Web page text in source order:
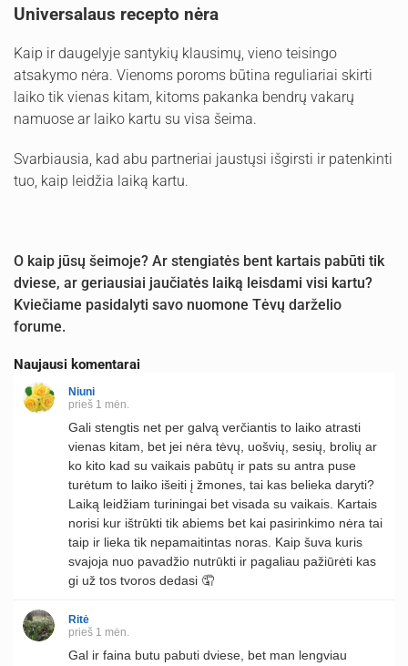
Universalaus recepto nėra
Kaip ir daugelyje santykių klausimų, vieno teisingo
atsakymo nėra. Vienoms poroms būtina reguliariai skirti
laiko tik vienas kitam, kitoms pakanka bendrų vakarų
namuose ar laiko kartu su visa šeima.
Svarbiausia, kad abu partneriai jaustųsi išgirsti ir patenkinti
tuo, kaip leidžia laiką kartu.
O kaip jūsų šeimoje? Ar stengiatės bent kartais pabūti tik
dviese, ar geriausiai jaučiatės laiką leisdami visi kartu?
Kviečiame pasidalyti savo nuomone Tėvų darželio
forume.
Naujausi komentarai
Niuni
prieš 1 mėn.
Gali stengtis net per galvą verčiantis to laiko atrasti
vienas kitam, bet jei nėra tėvų, uošvių, sesių, brolių ar
ko kito kad su vaikais pabūtų ir pats su antra puse
turėtum to laiko išeiti į žmones, tai kas belieka daryti?
Laiką leidžiam turiningai bet visada su vaikais. Kartais
norisi kur ištrūkti tik abiems bet kai pasirinkimo nėra tai
taip ir lieka tik nepamaitintas noras. Kaip šuva kuris
svajoja nuo pavadžio nutrūkti ir pagaliau pažiūrėti kas
gi už tos tvoros dedasi 🤦
Ritė
prieš 1 mėn.
Gal ir faina butu pabuti dviese, bet man lengviau